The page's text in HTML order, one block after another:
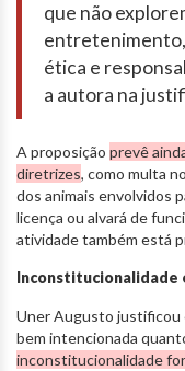
que não
ética e
a autora na
A proposição prevê
diretrizes, como multa
dos animais envolvidos
licença ou alvará de
atividade também está
Inconstitucionalidade
Uner Augusto justificou
bem intencionada
inconstitucionalidade